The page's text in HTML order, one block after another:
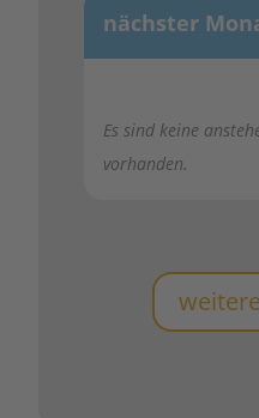
nächster
Es sind keine
vorhanden.